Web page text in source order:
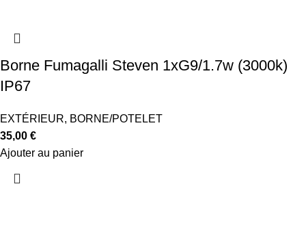
Borne Fumagalli Steven 1xG9/1.7w (3000k)
IP67
EXTÉRIEUR, BORNE/POTELET
35,00 €
Ajouter au panier